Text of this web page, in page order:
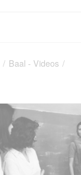
/ Baal - Videos /